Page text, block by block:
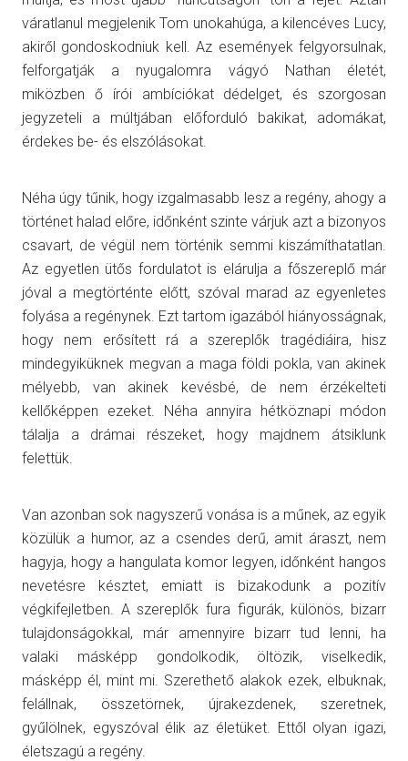
váratlanul megjelenik Tom unokahúga, a kilencéves Lucy,
akiről gondoskodniuk kell. Az események felgyorsulnak,
felforgatják a nyugalomra vágyó Nathan életét,
miközben ő írói ambíciókat dédelget, és szorgosan
jegyzeteli a múltjában előforduló bakikat, adomákat,
érdekes be- és elszólásokat.
Néha úgy tűnik, hogy izgalmasabb lesz a regény, ahogy a
történet halad előre, időnként szinte várjuk azt a bizonyos
csavart, de végül nem történik semmi kiszámíthatatlan.
Az egyetlen ütős fordulatot is elárulja a főszereplő már
jóval a megtörténte előtt, szóval marad az egyenletes
folyása a regénynek. Ezt tartom igazából hiányosságnak,
hogy nem erősített rá a szereplők tragédiáira, hisz
mindegyiküknek megvan a maga földi pokla, van akinek
mélyebb, van akinek kevésbé, de nem érzékelteti
kellőképpen ezeket. Néha annyira hétköznapi módon
tálalja a drámai részeket, hogy majdnem átsiklunk
felettük.
Van azonban sok nagyszerű vonása is a műnek, az egyik
közülük a humor, az a csendes derű, amit áraszt, nem
hagyja, hogy a hangulata komor legyen, időnként hangos
nevetésre késztet, emiatt is bizakodunk a pozitív
végkifejletben. A szereplők fura figurák, különös, bizarr
tulajdonságokkal, már amennyire bizarr tud lenni, ha
valaki másképp gondolkodik, öltözik, viselkedik,
másképp él, mint mi. Szerethető alakok ezek, elbuknak,
felállnak, összetörnek, újrakezdenek, szeretnek,
gyűlölnek, egyszóval élik az életüket. Ettől olyan igazi,
életszagú a regény.